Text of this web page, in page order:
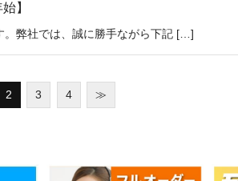
】
。弊社では、誠に勝手ながら下記 […]
2 3 4 ≫